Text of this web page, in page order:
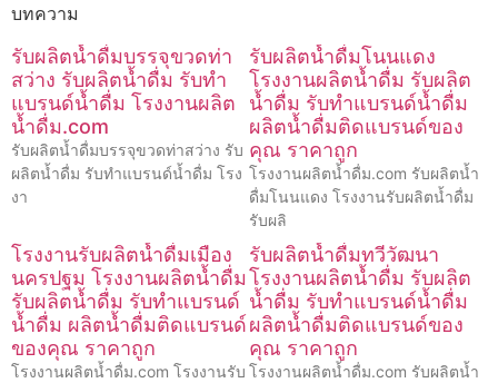
บทความ
รับผลิตน้ำดื่มบรรจุขวดท่า
สว่าง รับผลิตน้ำดื่ม รับทำ
แบรนด์น้ำดื่ม โรงงานผลิต
น้ำดื่ม.com
รับผลิตน้ำดื่มบรรจุขวดท่าสว่าง รับ
ผลิตน้ำดื่ม รับทำแบรนด์น้ำดื่ม โรง
งา
รับผลิตน้ำดื่มโนนแดง
โรงงานผลิตน้ำดื่ม รับผลิต
น้ำดื่ม รับทำแบรนด์น้ำดื่ม
ผลิตน้ำดื่มติดแบรนด์ของ
คุณ ราคาถูก
โรงงานผลิตน้ำดื่ม.com รับผลิตน้ำ
ดื่มโนนแดง โรงงานรับผลิตน้ำดื่ม
รับผลิ
โรงงานรับผลิตน้ำดื่มเมือง
นครปฐม โรงงานผลิตน้ำดื่ม
รับผลิตน้ำดื่ม รับทำแบรนด์
น้ำดื่ม ผลิตน้ำดื่มติดแบรนด์
ของคุณ ราคาถูก
โรงงานผลิตน้ำดื่ม.com โรงงานรับ
รับผลิตน้ำดื่มทวีวัฒนา
โรงงานผลิตน้ำดื่ม รับผลิต
น้ำดื่ม รับทำแบรนด์น้ำดื่ม
ผลิตน้ำดื่มติดแบรนด์ของ
คุณ ราคาถูก
โรงงานผลิตน้ำดื่ม.com รับผลิตน้ำ